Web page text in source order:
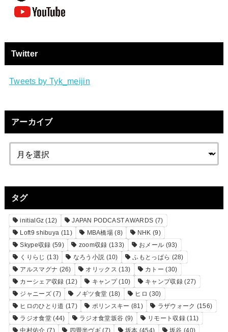
Twitter
Tweets by Tyk_meijin
アーカイブ
タグ
initialGz (12) JAPAN PODCAST AWARDS (7)
Loft9 shibuya (11) MBA橋場 (8) NHK (9)
Skype収録 (59) zoom収録 (133) おメール (93)
くりらじ (13) なろう小説 (10) ふもとっぱら (28)
アルスマグナ (26) オリックス (13) カトー (30)
カーシェア収録 (12) キャンプ(10) キャンプ収録(27)
ジャニーズ(7) ノギツ食堂 (18) ヒロ (30)
ヒロのひとり道 (17) ポリンスキー (81) ラザウォーク (156)
ラジオ食堂(44) ラジオ食堂坂谷 (9) リモート収録(11)
中村佑介 (7) 四畳半ヴギ (7) 坂本 (454) 坂谷 (40)